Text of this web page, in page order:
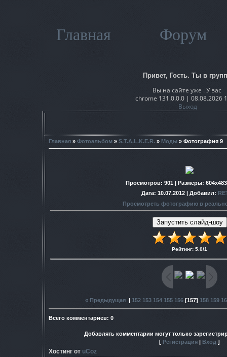
Главная Форум
Привет, Гость. Ты в
Вы на сайте уже . У вас
chrome 131.0.0.0 | 08.08.2026
Выход
Главная » Фотоальбом » S.T.A.L.K.E.R. » Моды » Фотография 9
Просмотров: 901 | Размеры:
Дата: 10.07.2012 | Добавил:
Просмотреть фотографию в
Рейтинг: 5.0/1
« Предыдущая| 152 153 154 155 156[157] 158 159
Всего комментариев: 0
Добавлять комментарии могут только
[ Регистрация Вход ]
Хостинг от uCoz